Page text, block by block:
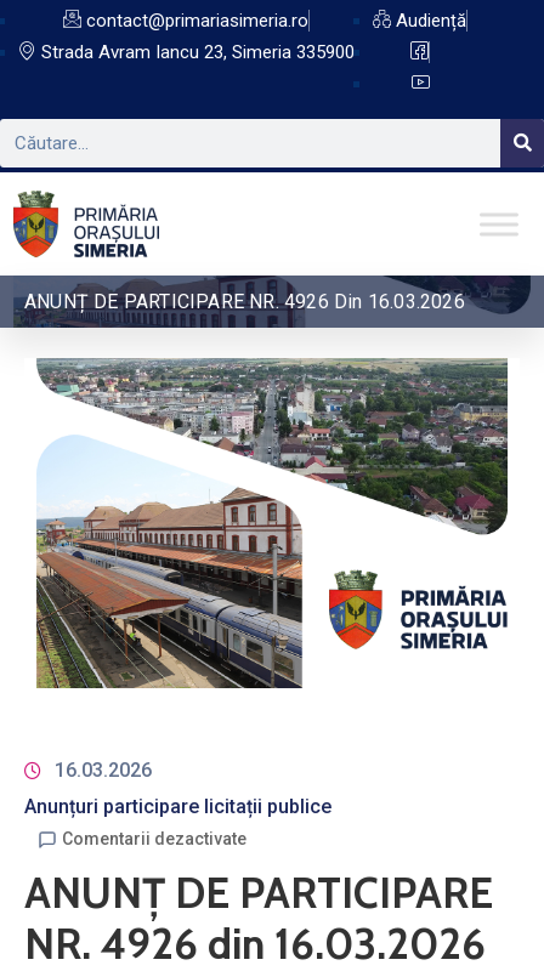
contact@primariasimeria.ro
Strada Avram Iancu 23, Simeria 335900
Audiență
ANUNȚ DE PARTICIPARE NR. 4926 Din 16.03.2026
16.03.2026
Anunțuri participare licitații publice
Comentarii dezactivate
ANUNȚ DE PARTICIPARE
NR. 4926 din 16.03.2026